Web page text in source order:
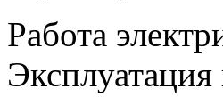
Работа